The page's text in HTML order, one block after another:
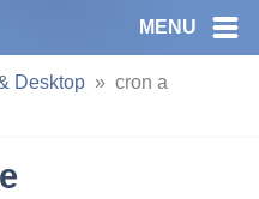
MENU
Desktop
cron a